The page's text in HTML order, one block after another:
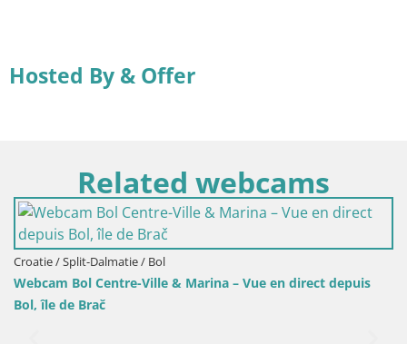
Hosted By & Offer
Related webcams
en direct depuis Webcam Port de Bol – Vue en direct